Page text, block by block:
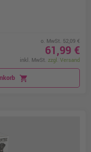
o. MwSt. 52,09 €
61,99 €
inkl. MwSt. zzgl. Versand
shopping_cart